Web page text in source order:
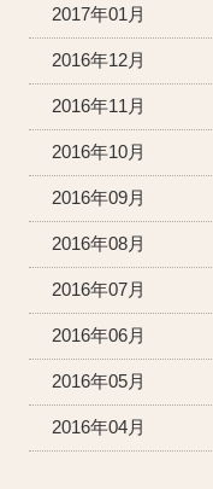
2017年01月
2016年12月
2016年11月
2016年10月
2016年09月
2016年08月
2016年07月
2016年06月
2016年05月
2016年04月